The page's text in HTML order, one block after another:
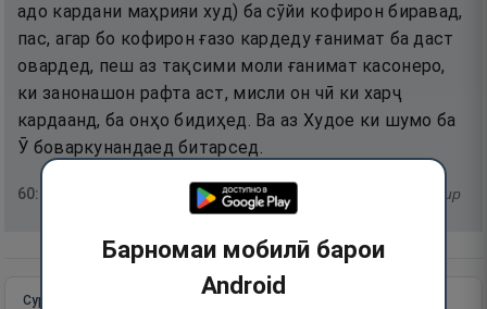
адо кардани маҳрияи худ) ба сӯйи кофирон биравад,
пас, агар бо кофирон ғазо кардеду ғанимат ба даст
овардед, пеш аз тақсими моли ғанимат касонеро,
ки занонашон рафта аст, мисли он чӣ ки харҷ
кардаанд, ба онҳо бидиҳед. Ва аз Худое ки шумо ба
Ӯ боваркунандаед битарсед.
60: тафсир
Сураи пурра
Барномаи мобилӣ барои
Android